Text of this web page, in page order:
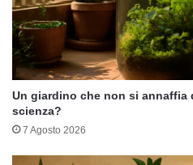
Un giardino che non si annaffia
scienza?
7 Agosto 2026